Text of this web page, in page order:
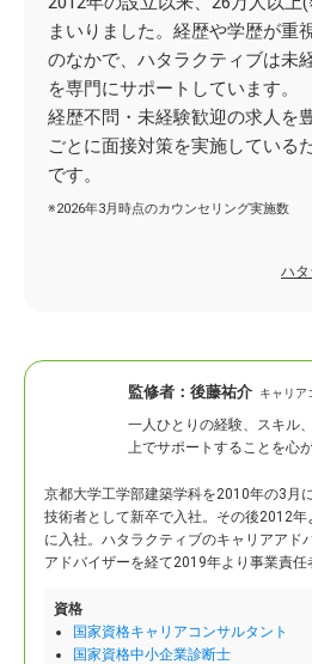
まいりました。経歴や学歴が重
のなかで、ハタラクティブは未
を専門にサポートしています。
経歴不問・未経験歓迎の求人を
ごとに面接対策を実施している
です。
※2026年3月時点のカウンセリング実施数
ハ
監修者： 後藤祐介 キャリア
一人ひとりの経験、スキル
上でサポートすることを心
京都大学工学部建築学科を2010年の3月
技術者として新卒で入社。 その後2012年
に入社。ハタラクティブのキャリアアド
アドバイザーを経て2019年より事業責任
資格
国家資格キャリアコンサルタント
国家資格中小企業診断士